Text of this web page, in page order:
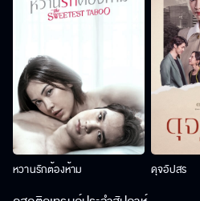
หวานรักต้องห้าม ดุจอัปสร